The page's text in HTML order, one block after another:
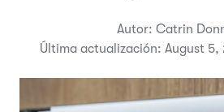
Autor: Catrin
Última actualización: August 5,